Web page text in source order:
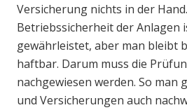
Versicherung nichts in der
Betriebssicherheit der Anlagen
gewährleistet, aber man bleibt
haftbar. Darum muss die
nachgewiesen werden. So man
und Versicherungen auch